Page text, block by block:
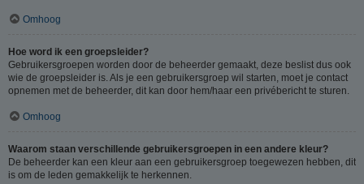
Omhoog
Hoe word ik een groepsleider?
Gebruikersgroepen worden door de beheerder gemaakt, deze beslist dus ook
wie de groepsleider is. Als je een gebruikersgroep wil starten, moet je contact
opnemen met de beheerder, dit kan door hem/haar een privébericht te sturen.
Omhoog
Waarom staan verschillende gebruikersgroepen in een andere kleur?
De beheerder kan een kleur aan een gebruikersgroep toegewezen hebben, dit
is om de leden gemakkelijk te herkennen.